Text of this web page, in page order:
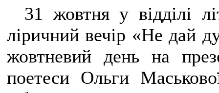
31 жовтня у відділі
ліричний вечір «Не дай
жовтневий день на
поетеси Ольги